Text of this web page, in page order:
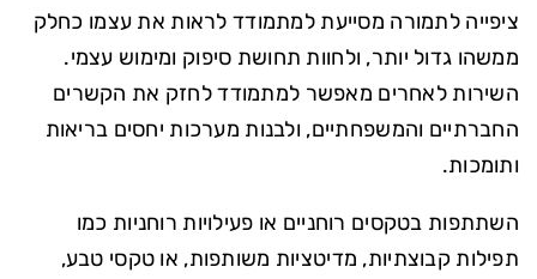
ציפייה לתמורה מסייעת למתמודד לראות את עצמו כחלק
ממשהו גדול יותר, ולחוות תחושת סיפוק ומימוש עצמי.
השירות לאחרים מאפשר למתמודד לחזק את הקשרים
החברתיים והמשפחתיים, ולבנות מערכות יחסים בריאות
ותומכות.
השתתפות בטקסים רוחניים או פעילויות רוחניות כמו
תפילות קבוצתיות, מדיטציות משותפות, או טקסי טבע,